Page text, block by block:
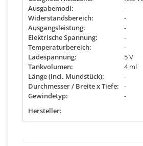
Ausgabemodi:
-
Widerstandsbereich:
-
Ausgangsleistung:
-
Elektrische Spannung:
-
Temperaturbereich:
-
Ladespannung:
5 V
Tankvolumen:
4 ml
Länge (incl. Mundstück):
-
Durchmesser / Breite x Tiefe:
-
Gewindetyp:
-
Hersteller: